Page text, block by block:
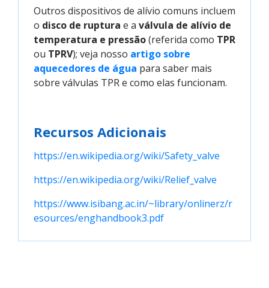
Outros dispositivos de alívio comuns incluem
o disco de ruptura e a válvula de alívio de
temperatura e pressão(referida como TPR
ou TPRV); veja nosso artigo sobre
aquecedores de água para saber mais
sobre válvulas TPR e como elas funcionam.
Recursos Adicionais
https://en.wikipedia.org/wiki/Safety_valve
https://en.wikipedia.org/wiki/Relief_valve
https://www.isibang.ac.in/~library/onlinerz/r
esources/enghandbook3.pdf